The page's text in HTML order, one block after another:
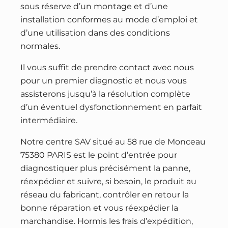
sous réserve d’un montage et d’une
installation conformes au mode d’emploi et
d’une utilisation dans des conditions
normales.
Il vous suffit de prendre contact avec nous
pour un premier diagnostic et nous vous
assisterons jusqu’à la résolution complète
d’un éventuel dysfonctionnement en parfait
intermédiaire.
Notre centre SAV situé au 58 rue de Monceau
75380 PARIS est le point d’entrée pour
diagnostiquer plus précisément la panne,
réexpédier et suivre, si besoin, le produit au
réseau du fabricant, contrôler en retour la
bonne réparation et vous réexpédier la
marchandise. Hormis les frais d’expédition,